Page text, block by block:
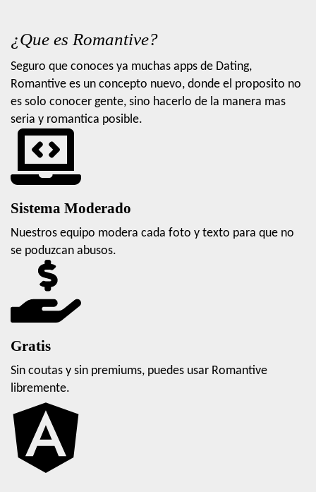
¿Que es Romantive?
Seguro que conoces ya muchas apps de Dating,
Romantive es un concepto nuevo, donde el proposito no
es solo conocer gente, sino hacerlo de la manera mas
seria y romantica posible.
Sistema Moderado
Nuestros equipo modera cada foto y texto para que no
se poduzcan abusos.
Gratis
Sin coutas y sin premiums, puedes usar Romantive
libremente.